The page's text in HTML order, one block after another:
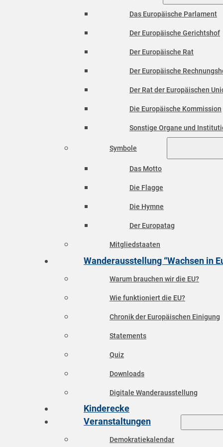
Das Europäische Parlament
Der Europäische Gerichtshof
Der Europäische Rat
Der Europäische
Der Rat der Europäischen
Die Europäische Kommission
Sonstige Organe und
Symbole
Das Motto
Die Flagge
Die Hymne
Der Europatag
Mitgliedstaaten
Wanderausstellung “Wachsen in
Warum brauchen wir die EU?
Wie funktioniert die EU?
Chronik der Europäischen Einigung
Statements
Quiz
Downloads
Digitale Wanderausstellung
Kinderecke
Veranstaltungen
Demokratiekalendar